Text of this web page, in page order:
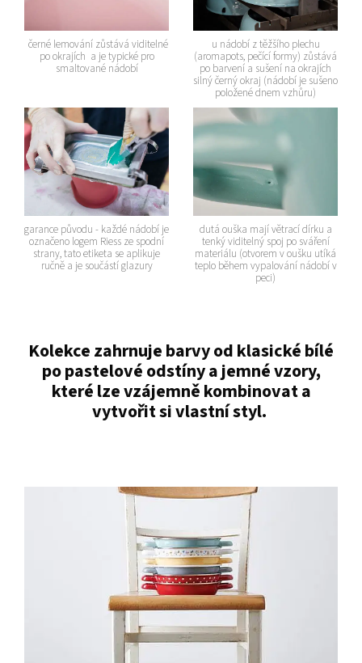
černé lemování zůstává viditelné
po okrajích a je typické pro
smaltované nádobí
u nádobí z těžšího plechu
(aromapots, pečící formy) zůstává
po barvení a sušení na okrajích
silný černý okraj (nádobí je sušeno
položené dnem vzhůru)
garance původu - každé nádobí je
označeno logem Riess ze spodní
strany, tato etiketa se aplikuje
ručně a je součástí glazury
dutá ouška mají větrací dírku a
tenký viditelný spoj po sváření
materiálu (otvorem v oušku utíká
teplo během vypalování nádobí v
peci)
Kolekce zahrnuje barvy od klasické bílé
po pastelové odstíny a jemné vzory,
které lze vzájemně kombinovat a
vytvořit si vlastní styl.